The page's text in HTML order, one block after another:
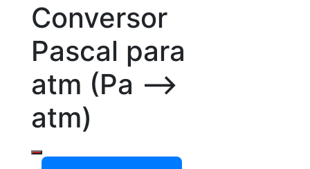
Conversor
Pascal para
atm (Pa –>
atm)